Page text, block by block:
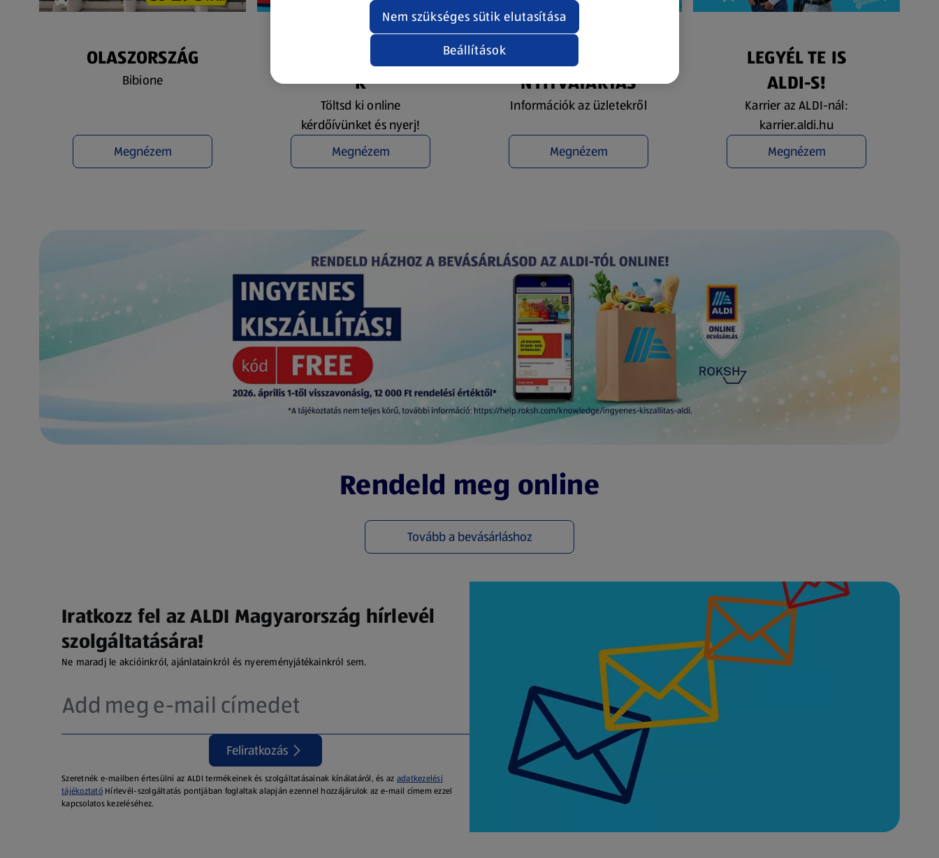
OLASZORSZÁG
Bibione
Megnézem
NYEREMÉNYJÁTÉ
K
Töltsd ki online
kérdőívünket és nyerj!
Megnézem
ÜZLETKERESŐ ÉS
NYITVATARTÁS
Információk az üzletekről
Megnézem
LEGYÉL TE IS
ALDI-S!
Karrier az ALDI-nál:
karrier.aldi.hu
Megnézem
(új oldalon nyílik meg)
Rendeld meg online
Tovább a bevásárláshoz
(új oldalon nyílik meg)
Iratkozz fel az ALDI Magyarország hírlevél
szolgáltatására!
Ne maradj le akcióinkról, ajánlatainkról és nyereményjátékainkról sem.
Feliratkozás
Szeretnék e-mailben értesülni az ALDI termékeinek és szolgáltatásainak kínálatáról, és az adatkezelési
tájékoztatóHírlevél-szolgáltatás pontjában foglaltak alapján ezennel hozzájárulok az e-mail címem ezzel
kapcsolatos kezeléséhez.
Beállítások
Nem szükséges sütik elutasítása